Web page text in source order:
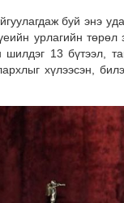
буй энэ
урлагийн
13 бүтээл,
хүлээсэн,